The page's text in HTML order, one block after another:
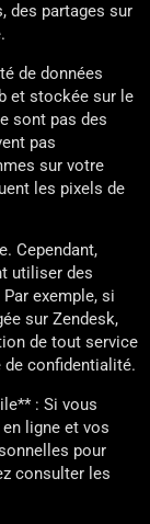
des partages sur
de données
et stockée sur le
sont pas des
pas
sur votre
les pixels de
Cependant,
utiliser des
exemple, si
sur Zendesk,
de tout service
confidentialité.
: Si vous
ligne et vos
pour
consulter les